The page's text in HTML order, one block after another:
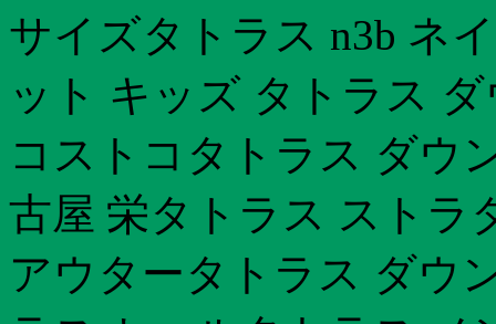
サイズタトラス n3b ネ
ット キッズ タトラス
コストコタトラス ダウ
古屋 栄タトラス ストラ
アウタータトラス ダウ